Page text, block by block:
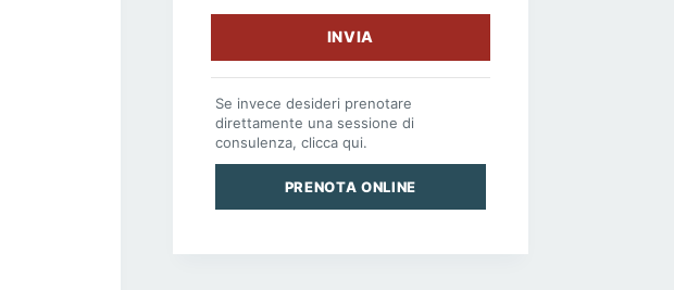
INVIA
Se invece desideri prenotare
direttamente una sessione di
consulenza, clicca qui.
PRENOTA ONLINE